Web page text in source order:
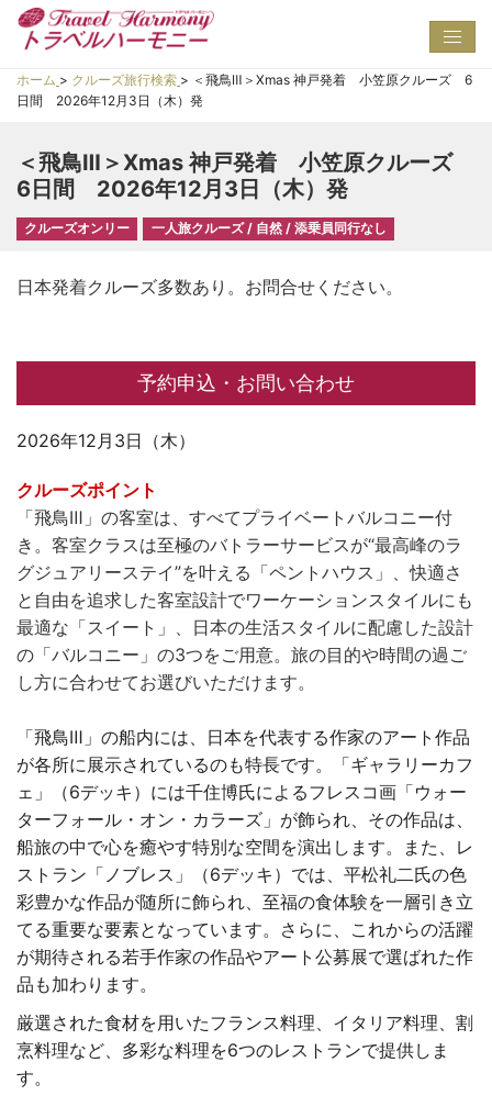
ホーム > クルーズ旅行検索 > ＜飛鳥Ⅲ＞Xmas 神戸発着 小笠原クルーズ 6
日間 2026年12月3日（木）発
＜飛鳥Ⅲ＞Xmas 神戸発着 小笠原クルーズ
6日間 2026年12月3日（木）発
クルーズオンリー 一人旅クルーズ / 自然 / 添乗員同行なし
日本発着クルーズ多数あり。お問合せください。
予約申込・お問い合わせ
2026年12月3日（木）
クルーズポイント
「飛鳥Ⅲ」の客室は、すべてプライベートバルコニー付
き。客室クラスは至極のバトラーサービスが“最高峰のラ
グジュアリーステイ”を叶える「ペントハウス」、快適さ
と自由を追求した客室設計でワーケーションスタイルにも
最適な「スイート」、日本の生活スタイルに配慮した設計
の「バルコニー」の3つをご用意。旅の目的や時間の過ご
し方に合わせてお選びいただけます。
「飛鳥Ⅲ」の船内には、日本を代表する作家のアート作品
が各所に展示されているのも特長です。「ギャラリーカフ
ェ」（6デッキ）には千住博氏によるフレスコ画「ウォー
ターフォール・オン・カラーズ」が飾られ、その作品は、
船旅の中で心を癒やす特別な空間を演出します。また、レ
ストラン「ノブレス」（6デッキ）では、平松礼二氏の色
彩豊かな作品が随所に飾られ、至福の食体験を一層引き立
てる重要な要素となっています。さらに、これからの活躍
が期待される若手作家の作品やアート公募展で選ばれた作
品も加わります。
厳選された食材を用いたフランス料理、イタリア料理、割
烹料理など、多彩な料理を6つのレストランで提供しま
す。